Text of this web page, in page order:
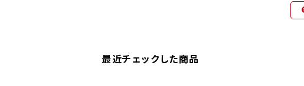
最近チェックした商品